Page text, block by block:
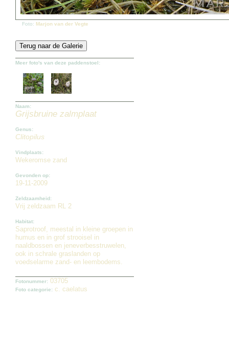
Foto: Marjon van der Vegte
Meer foto's van deze paddenstoel:
Naam:
Grijsbruine zalmplaat
Genus:
Clitopilus
Vindplaats:
Wekeromse zand
Gevonden op:
19-11-2009
Zeldzaamheid:
Vrij zeldzaam RL 2
Habitat:
Saprotroof, meestal in kleine groepen in
humus en in grof strooisel in
naaldbossen en jeneverbesstruwelen,
ook in schrale graslanden op
voedselarme zand- en leembodems.
Fotonummer: 03705
Foto categorie: c. caelatus